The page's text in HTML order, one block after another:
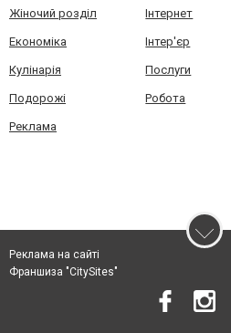
Жіночий розділ Інтернет
Економіка Інтер'єр
Кулінарія Послуги
Подорожі Робота
Реклама
Реклама на сайті
Франшиза "CitySites"